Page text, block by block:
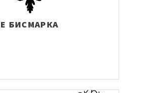
БИСМАРКА